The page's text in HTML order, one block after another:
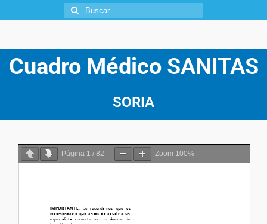
Cuadro Médico SANITAS
SORIA
Página 1 / 82 Zoom 100%